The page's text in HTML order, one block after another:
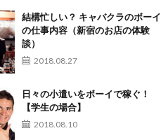
結構忙しい？ キャバクラのボーイ
の仕事内容（新宿のお店の体験
談）
2018.08.27
日々の小遣いをボーイで稼ぐ！
【学生の場合】
2018.08.10